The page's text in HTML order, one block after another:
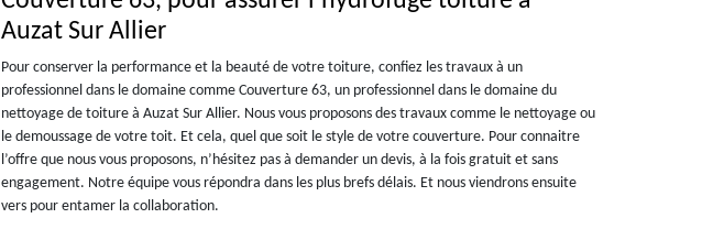
Auzat Sur Allier
Pour conserver la performance et la beauté de votre toiture, confiez les travaux à un
professionnel dans le domaine comme Couverture 63, un professionnel dans le domaine du
nettoyage de toiture à Auzat Sur Allier. Nous vous proposons des travaux comme le nettoyage ou
le demoussage de votre toit. Et cela, quel que soit le style de votre couverture. Pour connaitre
l’offre que nous vous proposons, n’hésitez pas à demander un devis, à la fois gratuit et sans
engagement. Notre équipe vous répondra dans les plus brefs délais. Et nous viendrons ensuite
vers pour entamer la collaboration.